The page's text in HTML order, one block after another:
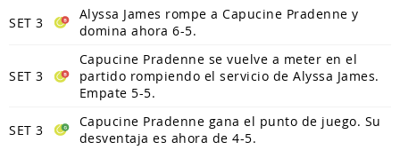
SET 3
Alyssa James rompe a Capucine Pradenne y
domina ahora 6-5.
SET 3
Capucine Pradenne se vuelve a meter en el
partido rompiendo el servicio de Alyssa James.
Empate 5-5.
SET 3
Capucine Pradenne gana el punto de juego. Su
desventaja es ahora de 4-5.